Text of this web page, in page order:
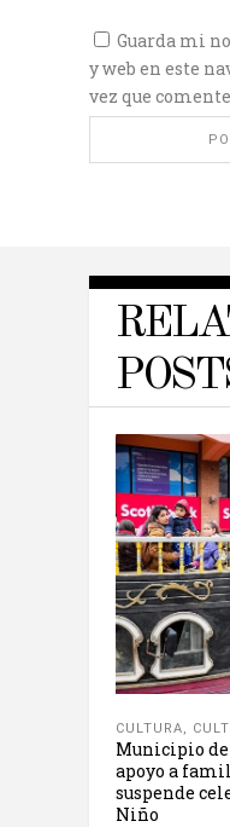
Guarda mi
y web en este
vez que
CULTURA
Municipio
apoyo a
suspende
Niño